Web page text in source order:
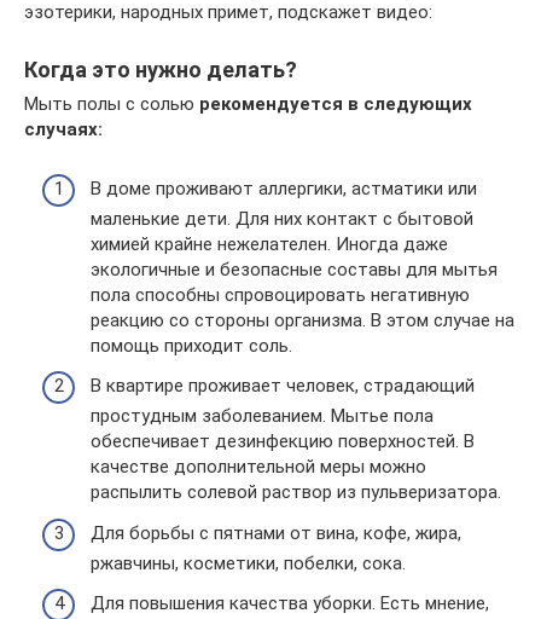
эзотерики, народных примет, подскажет видео:
Когда это нужно делать?
Мыть полы с солью рекомендуется в следующих
случаях:
В доме проживают аллергики, астматики или
маленькие дети. Для них контакт с бытовой
химией крайне нежелателен. Иногда даже
экологичные и безопасные составы для мытья
пола способны спровоцировать негативную
реакцию со стороны организма. В этом случае на
помощь приходит соль.
В квартире проживает человек, страдающий
простудным заболеванием. Мытье пола
обеспечивает дезинфекцию поверхностей. В
качестве дополнительной меры можно
распылить солевой раствор из пульверизатора.
Для борьбы с пятнами от вина, кофе, жира,
ржавчины, косметики, побелки, сока.
Для повышения качества уборки. Есть мнение,